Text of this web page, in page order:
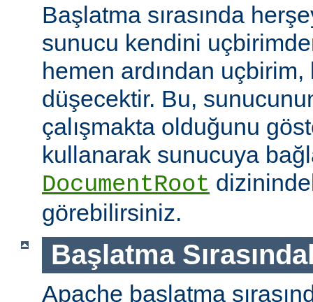
Başlatma sırasında
sunucu kendini
hemen ardından
düşecektir. Bu,
çalışmakta olduğunu
kullanarak sunucuya
DocumentRoot
görebilirsiniz.
Başlatma
Apache başlatma